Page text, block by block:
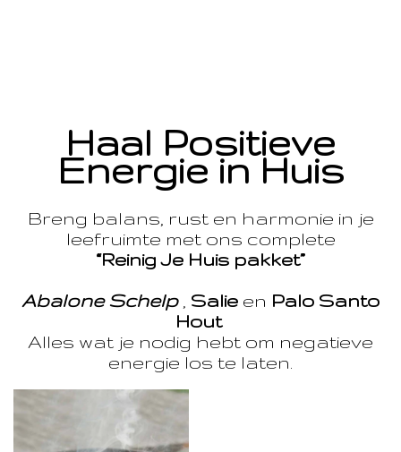
Haal Positieve
Energie in Huis
Breng balans, rust en harmonie in je
leefruimte met ons complete
“Reinig Je Huis pakket”
Abalone Schelp, Salie en Palo Santo
Hout
Alles wat je nodig hebt om negatieve
energie los te laten.